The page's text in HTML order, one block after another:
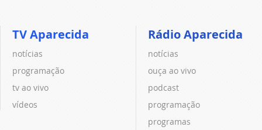
TV Aparecida
notícias
programação
tv ao vivo
vídeos
Rádio Aparecida
notícias
ouça ao vivo
podcast
programação
programas